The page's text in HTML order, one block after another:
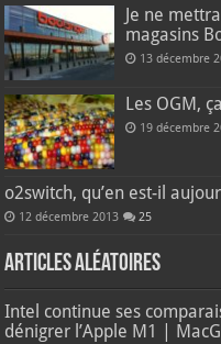
Je ne
magasins
13 décembre
Les OGM,
19 décembre
o2switch, qu’en est-il
12 décembre 2013 25
Articles aléatoires
Intel continue ses
dénigrer l’Apple M1 |